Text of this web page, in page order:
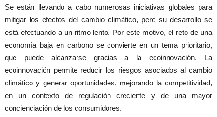
Se están llevando a cabo numerosas iniciativas globales para
mitigar los efectos del cambio climático, pero su desarrollo se
está efectuando a un ritmo lento. Por este motivo, el reto de una
economía baja en carbono se convierte en un tema prioritario,
que puede alcanzarse gracias a la ecoinnovación. La
ecoinnovación permite reducir los riesgos asociados al cambio
climático y generar oportunidades, mejorando la competitividad,
en un contexto de regulación creciente y de una mayor
concienciación de los consumidores.